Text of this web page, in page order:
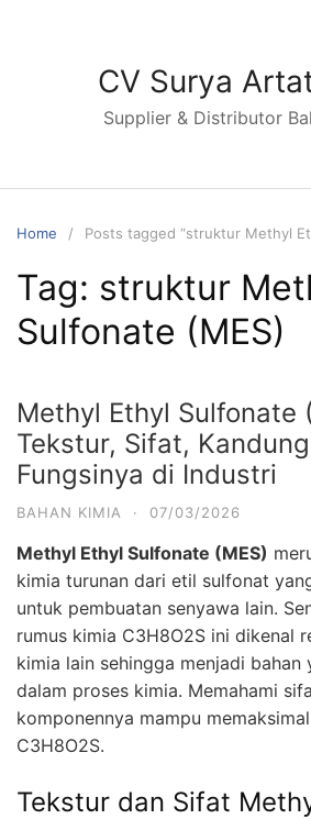
CV Surya
Supplier & Distributor
Home Posts tagged “struktur Methyl
Tag: struktur
Sulfonate (MES)
Methyl Ethyl Sulfonate
Tekstur, Sifat,
Fungsinya di Industri
BAHAN KIMIA · 07/03/2026
Methyl Ethyl Sulfonate (MES)
kimia turunan dari etil sulfonat
untuk pembuatan senyawa lain.
rumus kimia C3H8O2S ini dikenal
kimia lain sehingga menjadi bahan
dalam proses kimia. Memahami
komponennya mampu
C3H8O2S.
Tekstur dan Sifat